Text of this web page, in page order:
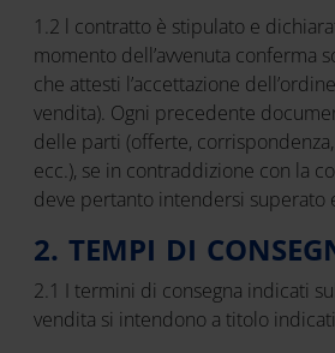
1.2 l contratto è stipulato e
momento dell’avvenuta conferma
che attesti l’accettazione
vendita). Ogni precedente
delle parti (offerte,
ecc.), se in contraddizione con la
deve pertanto intendersi superato
2. TEMPI DI
2.1 I termini di consegna indicati
vendita si intendono a titolo